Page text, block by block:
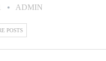
ADMIN
POSTS